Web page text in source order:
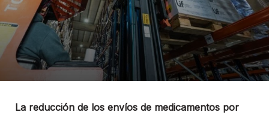
La reducción de los envíos de medicamentos por